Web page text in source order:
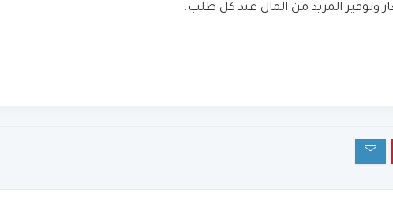
المزيد من المال عند كل طلب.